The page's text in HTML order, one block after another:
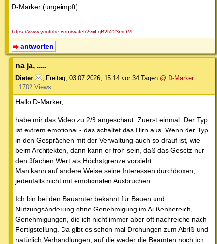
D-Marker (ungeimpft)
--
https://www.youtube.com/watch?v=LqB2b223mOM
antworten
na ja, .....
Dieter Freitag, 03.07.2026, 15:14 vor 34 Tagen @ D-Marker
1702 Views
Hallo D-Marker,
habe mir das Video zu 2/3 angeschaut. Zuerst einmal: Der Typ
ist extrem emotional - das schaltet das Hirn aus. Wenn der Typ
in den Gesprächen mit der Verwaltung auch so drauf ist, wie
beim Architekten, dann kann er froh sein, daß das Gesetz nur
den 3fachen Wert als Höchstgrenze vorsieht.
Man kann auf andere Weise seine Interessen durchboxen,
jedenfalls nicht mit emotionalen Ausbrüchen.
Ich bin bei den Bauämter bekannt für Bauen und
Nutzungsänderung ohne Genehmigung im Außenbereich,
Genehmigungen, die ich nicht immer aber oft nachreiche nach
Fertigstellung. Da gibt es schon mal Drohungen zum Abriß und
natürlich Verhandlungen, auf die weder die Beamten noch ich